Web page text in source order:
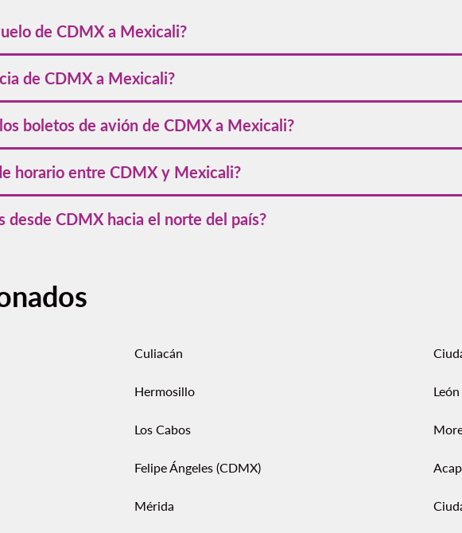
de CDMX a Mexicali?
de CDMX a Mexicali?
boletos de avión de CDMX a Mexicali?
de Mexicali a CDMXpara organizar tu regreso.
horario entre CDMX y Mexicali?
de check-in, tours o regreso.
desde CDMX hacia el norte del país?
Culiacán
Hermosillo León
Los Cabos
Felipe Ángeles (CDMX)
Mérida